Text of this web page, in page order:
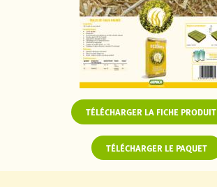
TÉLÉCHARGER LA FICHE PRODUIT
TÉLÉCHARGER LE PAQUET